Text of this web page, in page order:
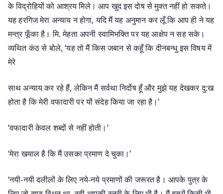
के विद्रोहियों को आश्रय मिले। आप खुद इस दोष से मुक्त नहीं हो सकते।
यह हरगिज मेरा अन्याय न होगा, यदि मैं यह अनुमान कर लूँ कि आप ही ने यह
मन्त्र फूँका है। मि. मेहता अपनी स्वामिभक्ति पर यह आक्षेप न सह सके।
व्यथित कंठ से बोले, ‘यह तो मैं किस जबान से कहूँ कि दीनबन्धु इस विषय में
मेरे
साथ अन्याय कर रहे हैं, लेकिन मैं सर्वथा निर्दोष हूँ और मुझे यह देखकर दु:ख
होता है कि मेरी वफादारी पर यों संदेह किया जा रहा है।’
‘वफादारी केवल शब्दों से नहीं होती।’
‘मेरा खयाल है कि मैं उसका प्रमाण दे चुका।’
‘नयी-नयी दलीलों के लिए नये-नये प्रमाणों की जरूरत है। आपके पुत्र के